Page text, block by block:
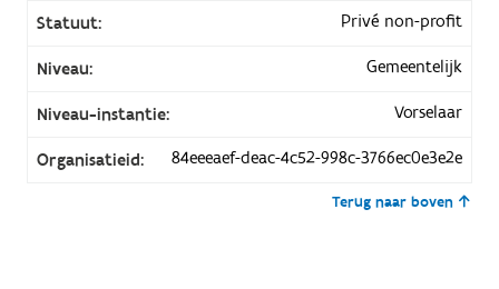
Statuut: Privé non-profit
Niveau: Gemeentelijk
Niveau-instantie: Vorselaar
Organisatieid: 84eeeaef-deac-4c52-998c-3766ec0e3e2e
Terug naar boven